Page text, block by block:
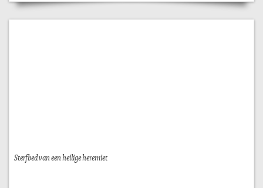
Sterfbed van een heilige heremiet